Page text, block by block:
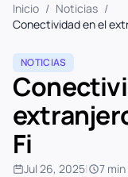
Inicio / Noticias /
Conectividad en el
NOTICIAS
Fi
Jul 26, 2025| 7